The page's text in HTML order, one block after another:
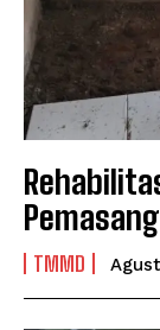
TMMD